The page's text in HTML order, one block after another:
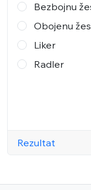
Bezbojnu
Obojenu
Liker
Radler
Rezultat